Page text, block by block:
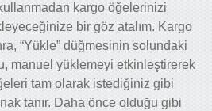
kargo öğelerinizi
bir göz atalım. Kargo
“Yükle” düğmesinin solundaki
manuel yüklemeyi etkinleştirerek
tam olarak istediğiniz gibi
tanır. Daha önce olduğu gibi